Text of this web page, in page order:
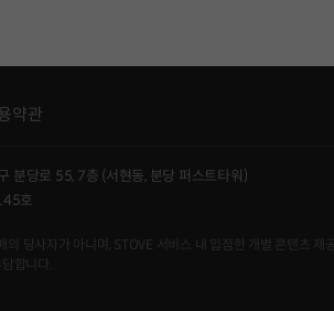
약관
분당로 55, 7층 (서현동, 분당 퍼스트타워)
호
당사자가 아니며, STOVE 서비스 내 입점한 개별 콘텐츠
합니다.